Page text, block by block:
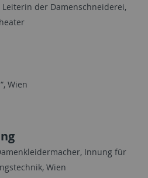
der Damenschneiderei,
Wien
Innung für
Wien